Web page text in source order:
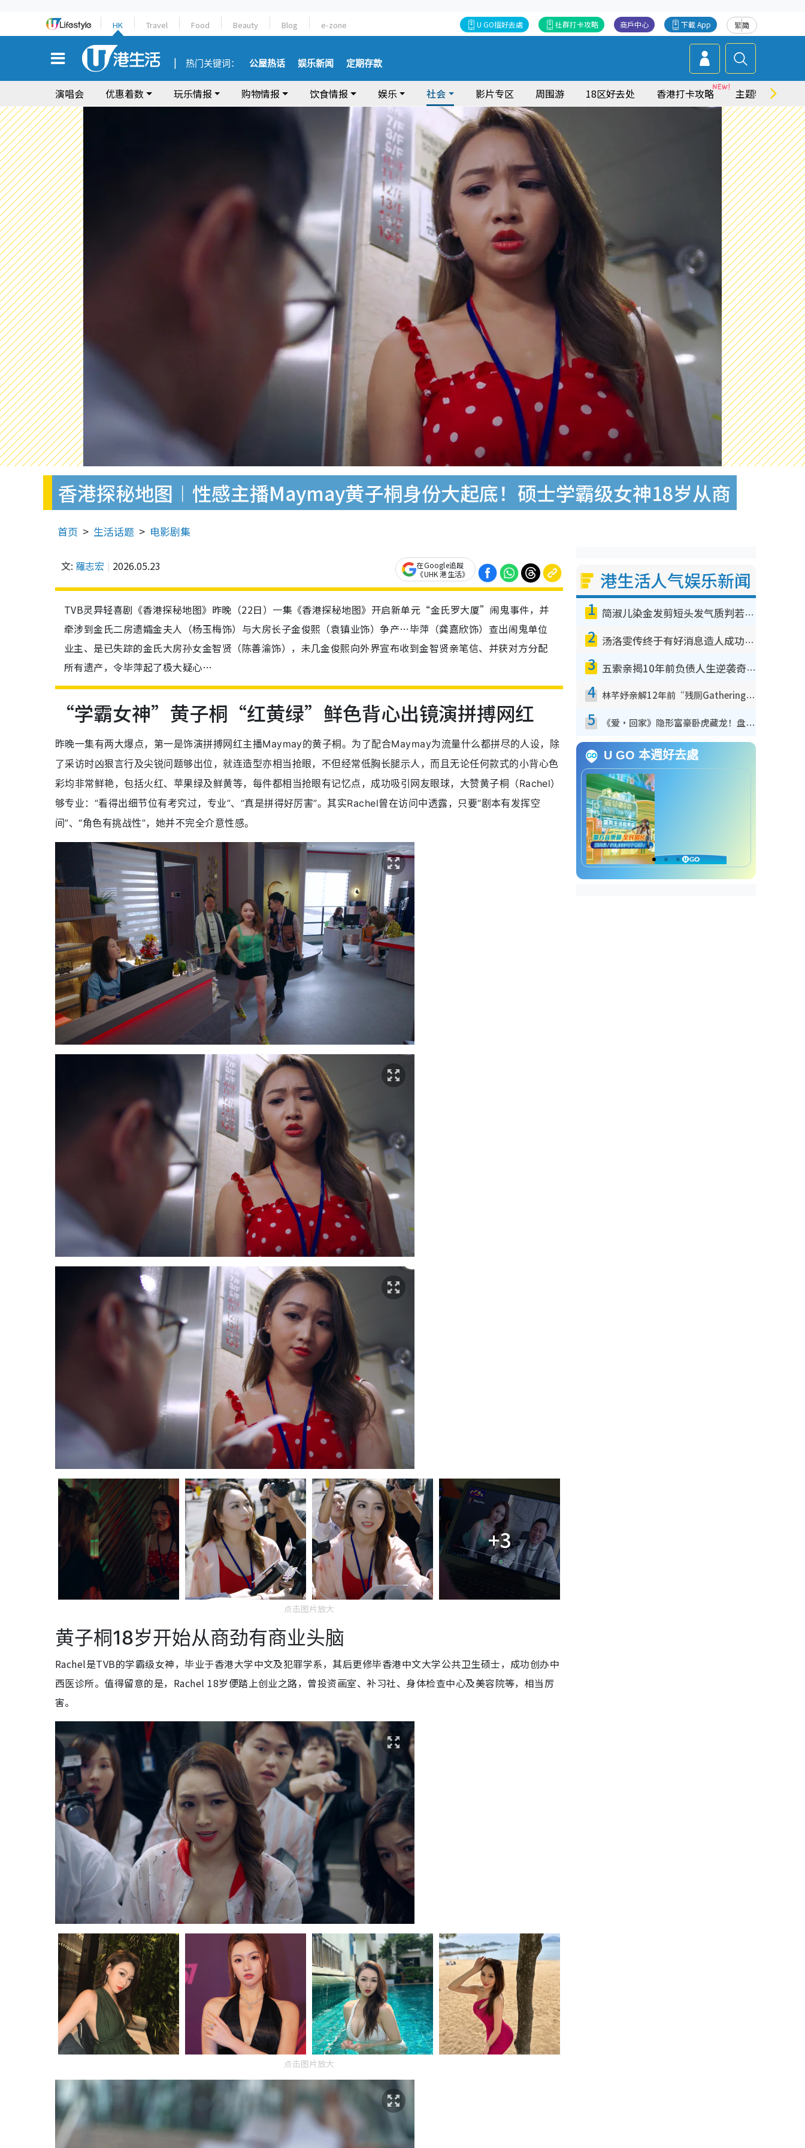
HK Travel Food Beauty Blog e-zone 繁简
下載 App
商戶中心
社群打卡攻略
U GO搵好去處
热门关键词： 公屋热话 娱乐新闻 定期存款
演唱会 优惠着数 玩乐情报 购物情报 饮食情报 娱乐 社会 影片专区 周围游 18区好去处 香港打卡攻略 主题特集
香港探秘地图︱性感主播Maymay黄子桐身份大起底！硕士学霸级女神18岁从商
首页 生活话题 电影剧集
文: 羅志宏 2026.05.23
在Google追蹤
《UHK 港生活》
TVB灵异轻喜剧《香港探秘地图》昨晚（22日）一集《香港探秘地图》开启新单元“金氏罗大厦”闹鬼事件，并
牵涉到金氏二房遗孀金夫人（杨玉梅饰）与大房长子金俊熙（袁镇业饰）争产…毕萍（龚嘉欣饰）查出闹鬼单位
业主、是已失踪的金氏大房孙女金智贤（陈善渝饰），未几金俊熙向外界宣布收到金智贤亲笔信、并获对方分配
所有遗产，令毕萍起了极大疑心…
“学霸女神”黄子桐“红黄绿”鲜色背心出镜演拼搏网红
昨晚一集有两大爆点，第一是饰演拼搏网红主播Maymay的黄子桐。为了配合Maymay为流量什么都拼尽的人设，除
了采访时凶狠言行及尖锐问题够出位，就连造型亦相当抢眼，不但经常低胸长腿示人，而且无论任何款式的小背心色
彩均非常鲜艳，包括火红、苹果绿及鲜黄等，每件都相当抢眼有记忆点，成功吸引网友眼球，大赞黄子桐（Rachel）
够专业：“看得出细节位有考究过，专业”、“真是拼得好厉害”。其实Rachel曾在访问中透露，只要“剧本有发挥空
间”、“角色有挑战性”，她并不完全介意性感。
+3
点击图片放大
黄子桐18岁开始从商劲有商业头脑
Rachel是TVB的学霸级女神，毕业于香港大学中文及犯罪学系，其后更修毕香港中文大学公共卫生硕士，成功创办中
西医诊所。值得留意的是，Rachel 18岁便踏上创业之路，曾投资画室、补习社、身体检查中心及美容院等，相当厉
害。
点击图片放大
港生活人气娱乐新闻
1 简淑儿染金发剪短头发气质判若两人！吓坏老公麦大力都认不出：“你做什么？”
2 汤洛雯传终于有好消息造人成功！两大细节曝孕味极浓引猜测：大肚婆先会咁！
3 五索亲揭10年前负债人生逆袭奇迹！全靠去一地方转运后即遇上马先生
4 林芊妤亲解12年前“残厕Gathering”真相！高层解约一句话重创尊严，至今拒返TVB
5 《爱·回家》隐形富豪卧虎藏龙！盘点12位财气逼人的有钱艺人：这位美女3亿身家不愁做
U GO 本週好去處